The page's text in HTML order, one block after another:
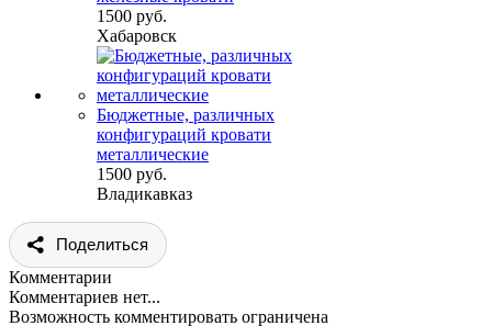
1500 руб.
Хабаровск
Бюджетные, различных
конфигураций кровати
металлические
1500 руб.
Владикавказ
Поделиться
Комментарии
Комментариев нет...
Возможность комментировать ограничена